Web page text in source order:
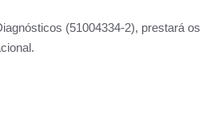
(51004334-2), prestará os